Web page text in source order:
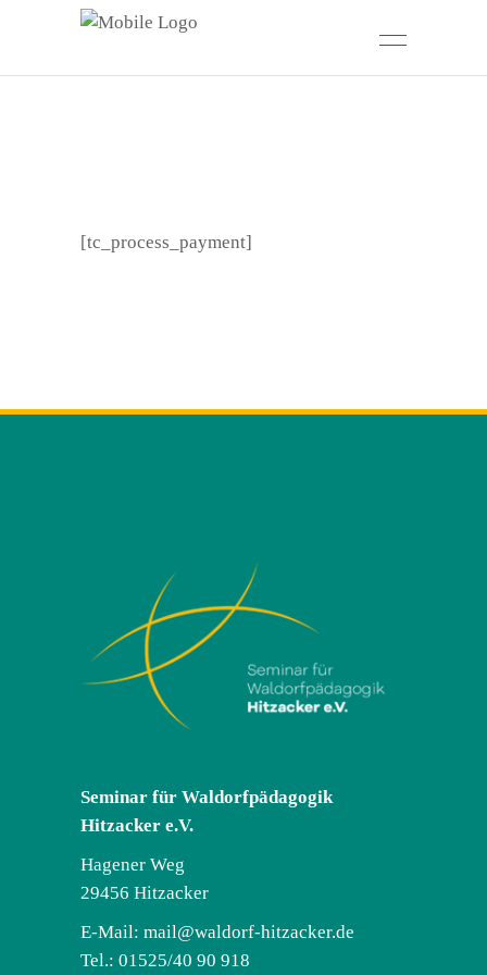
[tc_process_payment]
Seminar für Waldorfpädagogik
Hitzacker e.V.
Hagener Weg
29456 Hitzacker
E-Mail: mail@waldorf-hitzacker.de
Tel.: 01525/40 90 918